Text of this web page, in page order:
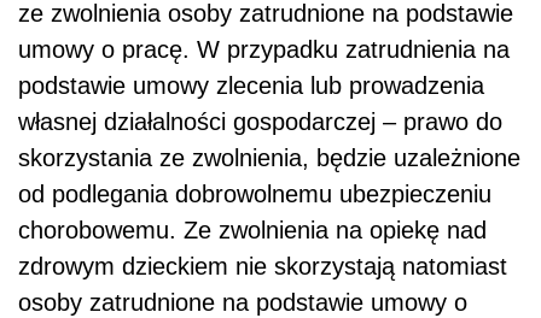
ze zwolnienia osoby zatrudnione na podstawie
umowy o pracę. W przypadku zatrudnienia na
podstawie umowy zlecenia lub prowadzenia
własnej działalności gospodarczej – prawo do
skorzystania ze zwolnienia, będzie uzależnione
od podlegania dobrowolnemu ubezpieczeniu
chorobowemu. Ze zwolnienia na opiekę nad
zdrowym dzieckiem nie skorzystają natomiast
osoby zatrudnione na podstawie umowy o